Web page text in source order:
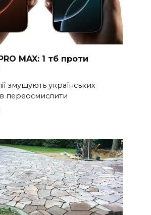
MAX: 1 тб проти
змушують українських
переосмислити